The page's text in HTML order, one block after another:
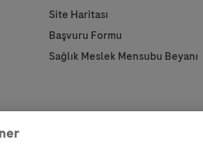
Site Haritası
Başvuru Formu
Sağlık Meslek Mensubu Beyanı